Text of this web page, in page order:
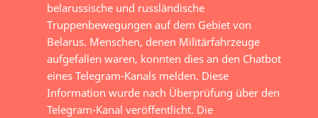
belarussische und russländische
Truppenbewegungen auf dem Gebiet von
Belarus. Menschen, denen Militärfahrzeuge
aufgefallen waren, konnten dies an den Chatbot
eines Telegram-Kanals melden. Diese
Information wurde nach Überprüfung über den
Telegram-Kanal veröffentlicht. Die